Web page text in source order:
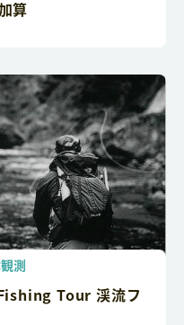
算
測
Tour 渓流フ